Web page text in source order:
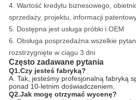
4. Wartość kredytu biznesowego,
sprzedaży, projektu, informacji
5. Dostępna jest usługa próbki i OEM
6. Obsługa posprzedażna.wszelkie
rozstrzygnięte w ciągu 3 dni
Często zadawane pytania
Q1.Czy jesteś fabryką?
A. Tak, jesteśmy profesjonalną fabryką
ponad 10-letnim doświadczeniem.
Q2.Jak mogę otrzymać wycenę?